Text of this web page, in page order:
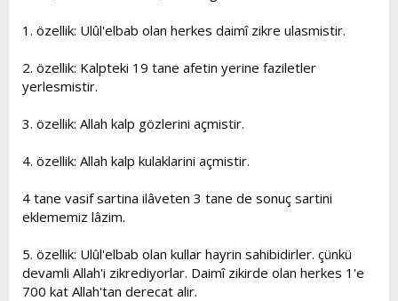
1. özellik: Ulûl'elbab olan herkes daimî zikre ulasmistir.
2. özellik: Kalpteki 19 tane afetin yerine faziletler
yerlesmistir.
3. özellik: Allah kalp gözlerini açmistir.
4. özellik: Allah kalp kulaklarini açmistir.
4 tane vasif sartina ilâveten 3 tane de sonuç sartini
eklememiz lâzim.
5. özellik: Ulûl'elbab olan kullar hayrin sahibidirler. çünkü
devamli Allah'i zikrediyorlar. Daimî zikirde olan herkes 1'e
700 kat Allah'tan derecat alir.